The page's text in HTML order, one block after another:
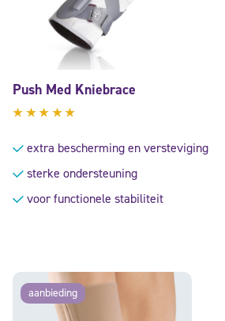
Push Med Kniebrace
4.71 uit
5 extra bescherming en versteviging
sterke ondersteuning
voor functionele stabiliteit
aanbieding